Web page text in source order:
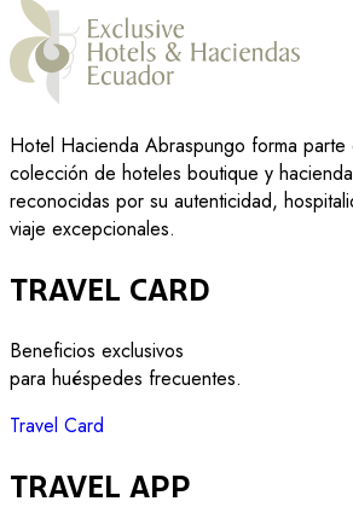
Hotel Hacienda Abraspungo forma parte
colección de hoteles boutique y
reconocidas por su autenticidad,
viaje excepcionales.
Travel Card
Beneficios exclusivos
para huéspedes frecuentes.
Travel Card
Travel App